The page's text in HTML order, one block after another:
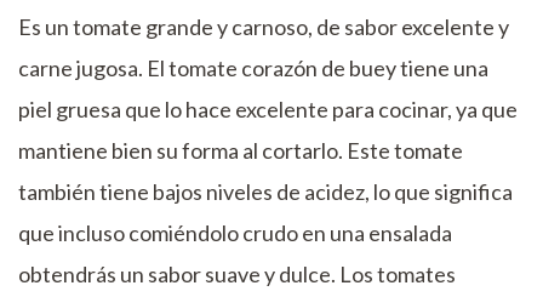
Es un tomate grande y carnoso, de sabor excelente y
carne jugosa. El tomate corazón de buey tiene una
piel gruesa que lo hace excelente para cocinar, ya que
mantiene bien su forma al cortarlo. Este tomate
también tiene bajos niveles de acidez, lo que significa
que incluso comiéndolo crudo en una ensalada
obtendrás un sabor suave y dulce. Los tomates